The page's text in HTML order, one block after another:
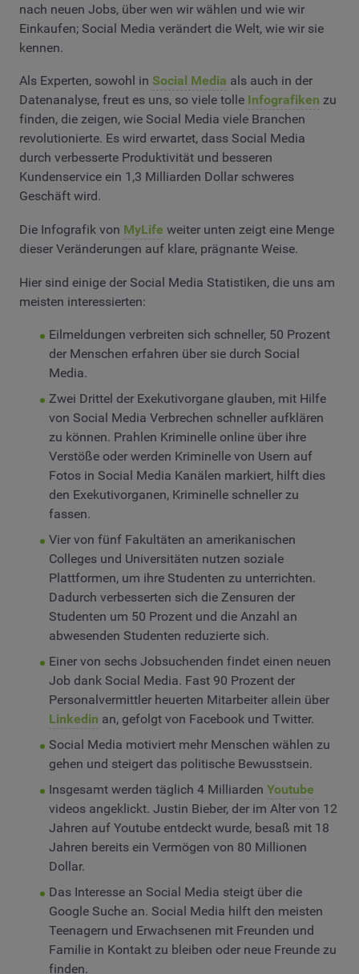
nach neuen Jobs, über wen wir wählen und wie wir
Einkaufen; Social Media verändert die Welt, wie wir sie
kennen.
Als Experten, sowohl in Social Media als auch in der
Datenanalyse, freut es uns, so viele tolle Infografiken zu
finden, die zeigen, wie Social Media viele Branchen
revolutionierte. Es wird erwartet, dass Social Media
durch verbesserte Produktivität und besseren
Kundenservice ein 1,3 Milliarden Dollar schweres
Geschäft wird.
Die Infografik von MyLife weiter unten zeigt eine Menge
dieser Veränderungen auf klare, prägnante Weise.
Hier sind einige der Social Media Statistiken, die uns am
meisten interessierten:
Eilmeldungen verbreiten sich schneller, 50 Prozent
der Menschen erfahren über sie durch Social
Media.
Zwei Drittel der Exekutivorgane glauben, mit Hilfe
von Social Media Verbrechen schneller aufklären
zu können. Prahlen Kriminelle online über ihre
Verstöße oder werden Kriminelle von Usern auf
Fotos in Social Media Kanälen markiert, hilft dies
den Exekutivorganen, Kriminelle schneller zu
fassen.
Vier von fünf Fakultäten an amerikanischen
Colleges und Universitäten nutzen soziale
Plattformen, um ihre Studenten zu unterrichten.
Dadurch verbesserten sich die Zensuren der
Studenten um 50 Prozent und die Anzahl an
abwesenden Studenten reduzierte sich.
Einer von sechs Jobsuchenden findet einen neuen
Job dank Social Media. Fast 90 Prozent der
Personalvermittler heuerten Mitarbeiter allein über
Linkedin an, gefolgt von Facebook und Twitter.
Social Media motiviert mehr Menschen wählen zu
gehen und steigert das politische Bewusstsein.
Insgesamt werden täglich 4 Milliarden Youtube
videos angeklickt. Justin Bieber, der im Alter von 12
Jahren auf Youtube entdeckt wurde, besaß mit 18
Jahren bereits ein Vermögen von 80 Millionen
Dollar.
Das Interesse an Social Media steigt über die
Google Suche an. Social Media hilft den meisten
Teenagern und Erwachsenen mit Freunden und
Familie in Kontakt zu bleiben oder neue Freunde zu
finden.